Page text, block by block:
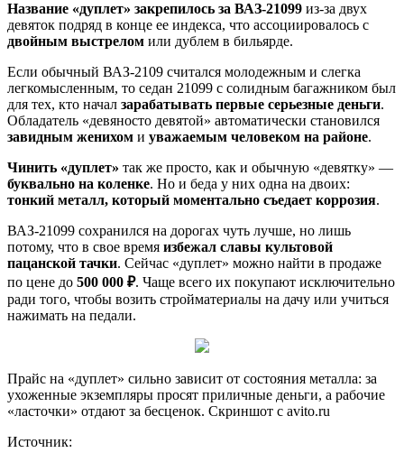
Название «дуплет» закрепилось за ВАЗ-21099 из-за двух
девяток подряд в конце ее индекса, что ассоциировалось с
двойным выстрелом или дублем в бильярде.
Если обычный ВАЗ-2109 считался молодежным и слегка
легкомысленным, то седан 21099 с солидным багажником был
для тех, кто начал зарабатывать первые серьезные деньги.
Обладатель «девяносто девятой» автоматически становился
завидным женихом и уважаемым человеком на районе.
Чинить «дуплет» так же просто, как и обычную «девятку» —
буквально на коленке. Но и беда у них одна на двоих:
тонкий металл, который моментально съедает коррозия.
ВАЗ-21099 сохранился на дорогах чуть лучше, но лишь
потому, что в свое время избежал славы культовой
пацанской тачки. Сейчас «дуплет» можно найти в продаже
по цене до 500 000 ₽. Чаще всего их покупают исключительно
ради того, чтобы возить стройматериалы на дачу или учиться
нажимать на педали.
Прайс на «дуплет» сильно зависит от состояния металла: за
ухоженные экземпляры просят приличные деньги, а рабочие
«ласточки» отдают за бесценок. Скриншот с avito.ru
Источник: